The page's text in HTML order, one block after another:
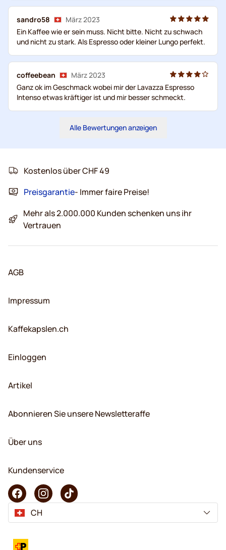
sandro58
März 2023
Ein Kaffee wie er sein muss. Nicht bitte. Nicht zu schwach
und nicht zu stark. Als Espresso oder kleiner Lungo perfekt.
coffeebean
März 2023
Ganz ok im Geschmack wobei mir der Lavazza Espresso
Intenso etwas kräftiger ist und mir besser schmeckt.
Alle Bewertungen anzeigen
Kostenlos über CHF 49
Preisgarantie- Immer faire Preise!
Mehr als 2.000.000 Kunden schenken uns ihr
Vertrauen
AGB
Impressum
Kaffekapslen.ch
Einloggen
Artikel
Abonnieren Sie unsere Newsletteraffe
Über uns
Kundenservice
CH